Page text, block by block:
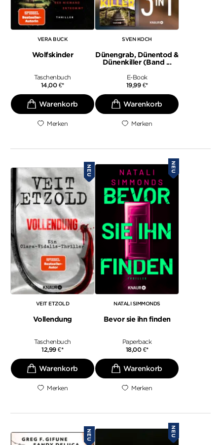
VERA BUCK
Wolfskinder
Taschenbuch
14,00 €*
Merken
SVEN KOCH
Dünengrab, Dünentod &
Dünenkiller (Band ...
E-Book
19,99 €*
Merken
NEU
VEIT ETZOLD
Vollendung
Taschenbuch
12,99€*
Merken
NEU
NATALI SIMMONDS
Bevor sie ihn finden
Paperback
18,00 €*
Merken
NEU NEU